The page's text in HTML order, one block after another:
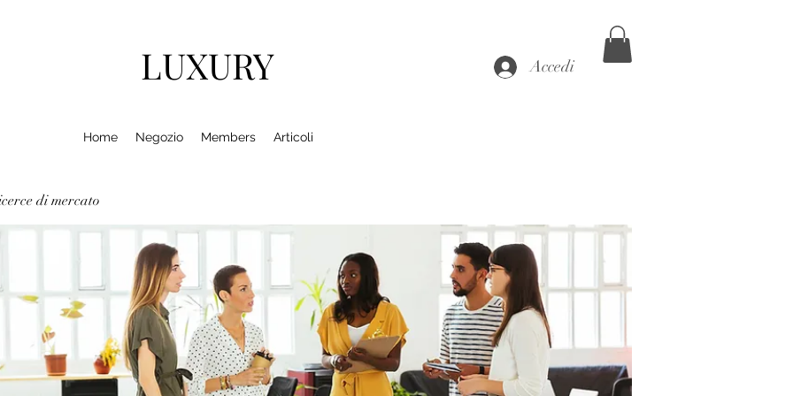
LUXURY Accedi
Home Negozio Members Articoli
di mercato